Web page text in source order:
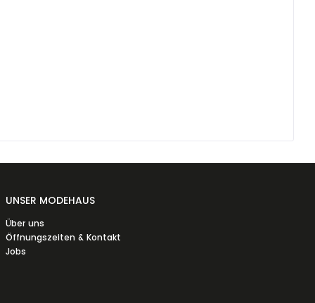
UNSER MODEHAUS
Über uns
Öffnungszeiten & Kontakt
Jobs